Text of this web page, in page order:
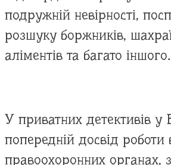
подружній невірності,
розшуку боржників,
аліментів та багато іншого.
У приватних детективів у
попередній досвід роботи
правоохоронних органах,